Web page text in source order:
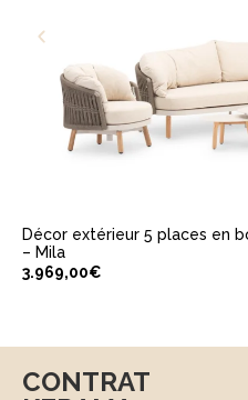
AJOUTER AU PANIER
Décor extérieur 5 places en
– Mila
3.969,00€
CONTRAT